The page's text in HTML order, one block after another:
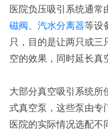
医院负压吸引系统通常
磁阀、 汽水分离器等设
只，目的是让两只或
空的效果，同时延长真
大部分真空吸引系统所
式真空泵，这些泵由专
医院的实际情况选配不